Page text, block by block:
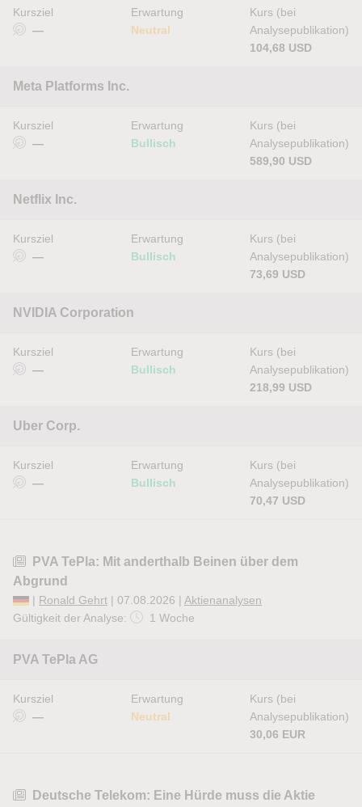
Kursziel
—
Erwartung
Neutral
Kurs (bei
Analysepublikation)
104,68 USD
Meta Platforms Inc.
Kursziel
—
Erwartung
Bullisch
Kurs (bei
Analysepublikation)
589,90 USD
Netflix Inc.
Kursziel
—
Erwartung
Bullisch
Kurs (bei
Analysepublikation)
73,69 USD
NVIDIA Corporation
Kursziel
—
Erwartung
Bullisch
Kurs (bei
Analysepublikation)
218,99 USD
Uber Corp.
Kursziel
—
Erwartung
Bullisch
Kurs (bei
Analysepublikation)
70,47 USD
PVA TePla: Mit anderthalb Beinen über dem
Abgrund
| Ronald Gehrt | 07.08.2026 | Aktienanalysen
Gültigkeit der Analyse:
1 Woche
PVA TePla AG
Kursziel
—
Erwartung
Neutral
Kurs (bei
Analysepublikation)
30,06 EUR
Deutsche Telekom: Eine Hürde muss die Aktie